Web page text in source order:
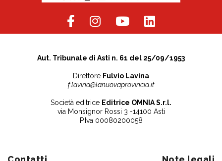
Aut. Tribunale di Asti n. 61 del 25/09/1953
Direttore Fulvio Lavina
f.lavina@lanuovaprovincia.it
Società editrice Editrice OMNIA S.r.l.
via Monsignor Rossi 3 -14100 Asti
P.Iva 00080200058